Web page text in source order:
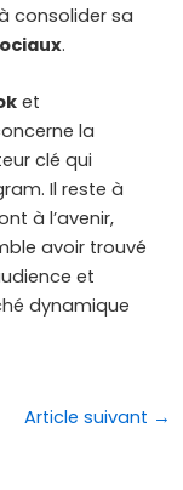
consolider sa
.
et
la
clé qui
Il reste à
à l’avenir,
avoir trouvé
et
dynamique
Article suivant →